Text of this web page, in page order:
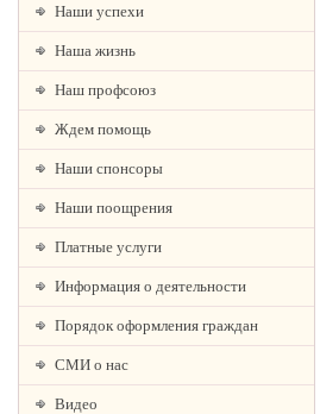
Наши успехи
Наша жизнь
Наш профсоюз
Ждем помощь
Наши спонсоры
Наши поощрения
Платные услуги
Информация о деятельности
Порядок оформления граждан
СМИ о нас
Видео